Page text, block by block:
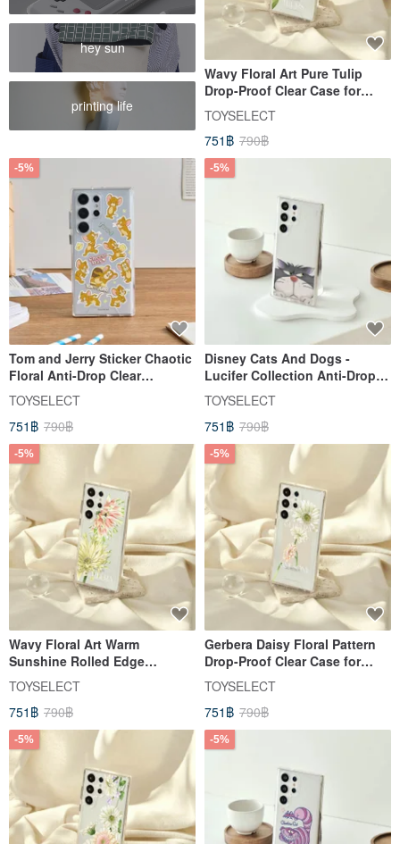
hey sun
printing life
Wavy Floral Art Pure Tulip
Drop-Proof Clear Case for
SAMSUNG
TOYSELECT
751฿ 790฿
-5%
Tom and Jerry Sticker Chaotic
Floral Anti-Drop Clear
SAMSUNG Phone Case
TOYSELECT
751฿ 790฿
-5%
Disney Cats And Dogs -
Lucifer Collection Anti-Drop
Clear Case for SAMSUNG
TOYSELECT
751฿ 790฿
-5%
Wavy Floral Art Warm
Sunshine Rolled Edge
Chrysanthemum Drop-Proof
Clear SAMSUNG Phone Case
TOYSELECT
751฿ 790฿
-5%
Gerbera Daisy Floral Pattern
Drop-Proof Clear Case for
SAMSUNG
TOYSELECT
751฿ 790฿
-5% -5%